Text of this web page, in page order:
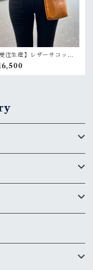
受注生産】レザーサコッシ
マチあり】 たつのレザ
本革 選べるカラー 斜
け ショルダーバッグ